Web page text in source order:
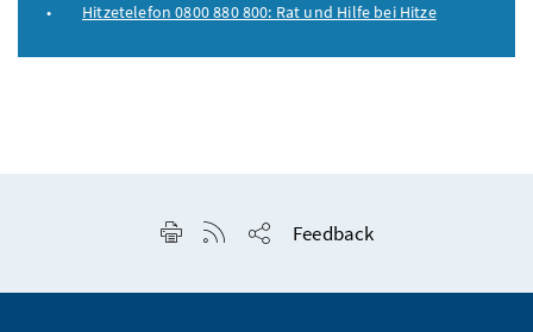
Hitzetelefon 0800 880 800: Rat und Hilfe bei Hitze
Seite drucken
RSS-Feed anzeigen
Feedback